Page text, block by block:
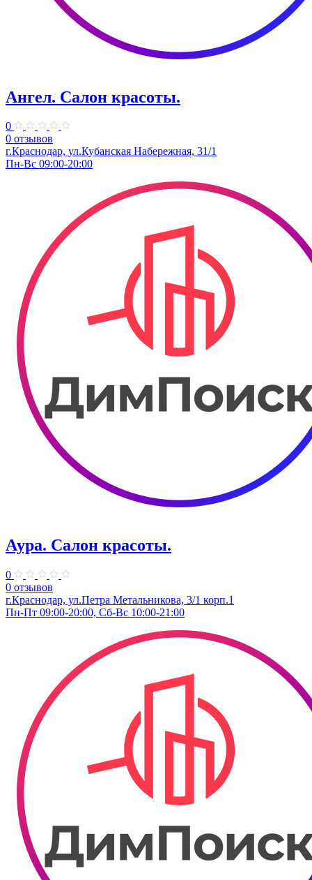
Ангел. Салон красоты.
0
0 отзывов
г.Краснодар, ул.Кубанская Набережная, 31/1
Пн-Вс 09:00-20:00
Аура. Салон красоты.
0
0 отзывов
г.Краснодар, ул.Петра Метальникова, 3/1 корп.1
Пн-Пт 09:00-20:00, Сб-Вс 10:00-21:00